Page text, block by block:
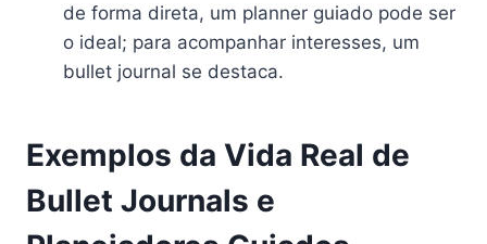
de forma direta, um planner guiado pode ser
o ideal; para acompanhar interesses, um
bullet journal se destaca.
Exemplos da Vida Real de
Bullet Journals e